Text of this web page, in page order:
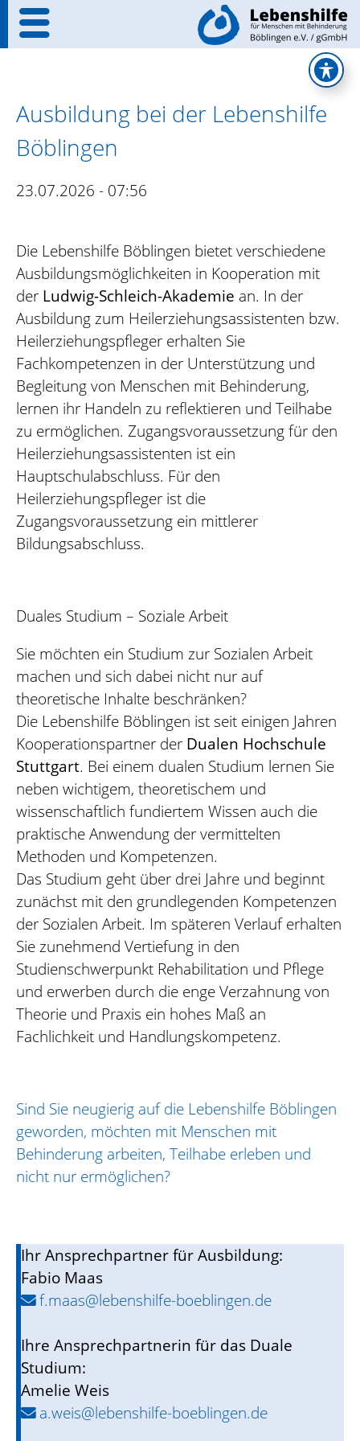
Ausbildung bei der Lebenshilfe
Böblingen
23.07.2026 - 07:56
Die Lebenshilfe Böblingen bietet verschiedene
Ausbildungsmöglichkeiten in Kooperation mit
der Ludwig-Schleich-Akademie an. In der
Ausbildung zum Heilerziehungsassistenten bzw.
Heilerziehungspfleger erhalten Sie
Fachkompetenzen in der Unterstützung und
Begleitung von Menschen mit Behinderung,
lernen ihr Handeln zu reflektieren und Teilhabe
zu ermöglichen. Zugangsvoraussetzung für den
Heilerziehungsassistenten ist ein
Hauptschulabschluss. Für den
Heilerziehungspfleger ist die
Zugangsvoraussetzung ein mittlerer
Bildungsabschluss.
Duales Studium – Soziale Arbeit
Sie möchten ein Studium zur Sozialen Arbeit
machen und sich dabei nicht nur auf
theoretische Inhalte beschränken?
Die Lebenshilfe Böblingen ist seit einigen Jahren
Kooperationspartner der Dualen Hochschule
Stuttgart. Bei einem dualen Studium lernen Sie
neben wichtigem, theoretischem und
wissenschaftlich fundiertem Wissen auch die
praktische Anwendung der vermittelten
Methoden und Kompetenzen.
Das Studium geht über drei Jahre und beginnt
zunächst mit den grundlegenden Kompetenzen
der Sozialen Arbeit. Im späteren Verlauf erhalten
Sie zunehmend Vertiefung in den
Studienschwerpunkt Rehabilitation und Pflege
und erwerben durch die enge Verzahnung von
Theorie und Praxis ein hohes Maß an
Fachlichkeit und Handlungskompetenz.
Sind Sie neugierig auf die Lebenshilfe Böblingen
geworden, möchten mit Menschen mit
Behinderung arbeiten, Teilhabe erleben und
nicht nur ermöglichen?
Ihr Ansprechpartner für Ausbildung:
Fabio Maas
f.maas@lebenshilfe-boeblingen.de
Ihre Ansprechpartnerin für das Duale
Studium:
Amelie Weis
a.weis@lebenshilfe-boeblingen.de